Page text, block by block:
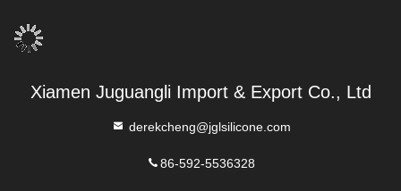
Xiamen Juguangli Import & Export Co., Ltd
derekcheng@jglsilicone.com
86-592-5536328